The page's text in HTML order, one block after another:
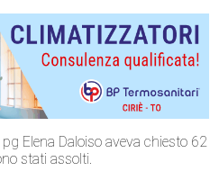
Elena Daloiso aveva chiesto 62
stati assolti.